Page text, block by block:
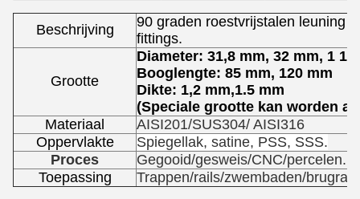
Beschrijving
90 graden roestvrijstalen leuning
fittings.
Grootte
Diameter: 31,8 mm, 32 mm, 1 1/
Booglengte: 85 mm, 120 mm
Dikte: 1,2 mm,1.5 mm
(Speciale grootte kan worden
Materiaal
AISI201/SUS304/ AISI316
Oppervlakte
Spiegellak, satine, PSS, SSS.
Proces
Gegooid/gesweis/CNC/percelen.
Toepassing
Trappen/rails/zwembaden/